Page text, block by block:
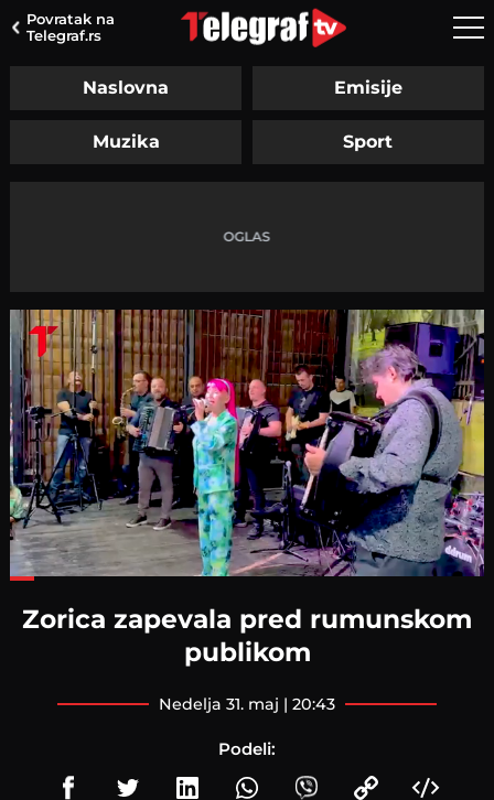
Povratak na
Telegraf.rs
Naslovna Emisije
Muzika Sport
Zorica zapevala pred rumunskom
publikom
nedelja 31. maj | 20:43
Podeli: